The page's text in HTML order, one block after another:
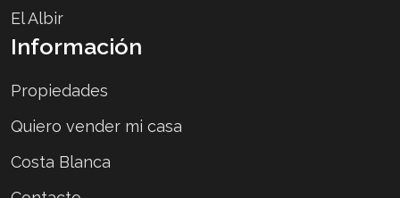
El Albir
Información
Propiedades
Quiero vender mi casa
Costa Blanca